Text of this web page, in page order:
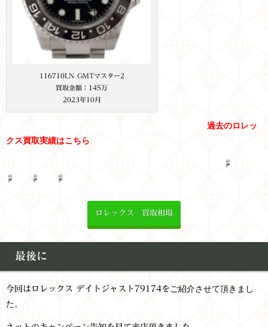
116710LN GMTマスター2
買取金額：145万
2023年10月
過去のロレッ
クス買取実績はこちら
☟
☟ ☟ ☟
ロレックス 買取相場
最後に
今回はロレックス デイトジャスト79174をご紹介させて頂きまし
た。